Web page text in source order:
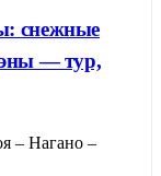
снежные
— тур,
– Нагано –